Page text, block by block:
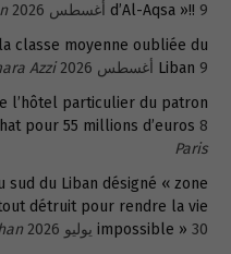
d’Al-Aqsa »!! 9 أغسطس 2026
classe moyenne oubliée du
Liban 9 أغسطس 2026
Azzi
l’hôtel particulier du patron
pour 55 millions d’euros 8 أغسطس 2026
Paris
sud du Liban désigné « zone
détruit pour rendre la vie
impossible » 30 يوليو 2026